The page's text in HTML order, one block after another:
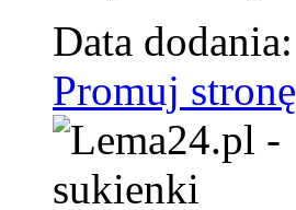
Data
Promuj